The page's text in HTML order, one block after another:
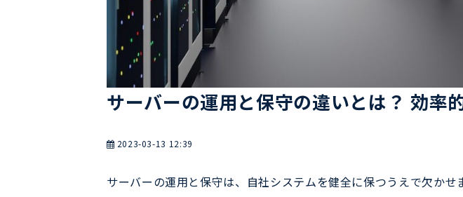
サーバーの運用と保守の違いとは？ 効率
2023-03-13 12:39
サーバーの運用と保守は、自社システムを健全に保つうえで欠かせ